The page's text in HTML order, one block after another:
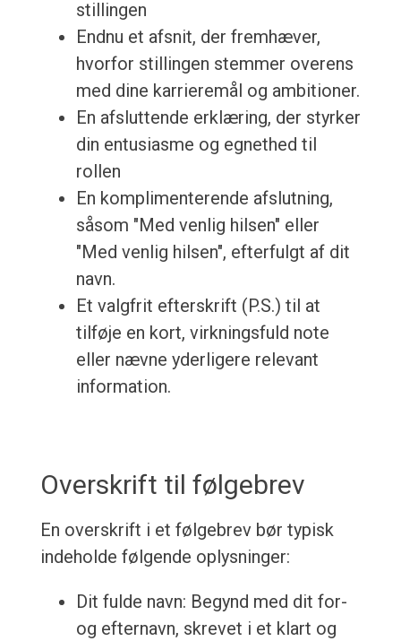
stillingen
Endnu et afsnit, der fremhæver,
hvorfor stillingen stemmer overens
med dine karrieremål og ambitioner.
En afsluttende erklæring, der styrker
din entusiasme og egnethed til
rollen
En komplimenterende afslutning,
såsom "Med venlig hilsen" eller
"Med venlig hilsen", efterfulgt af dit
navn.
Et valgfrit efterskrift (P.S.) til at
tilføje en kort, virkningsfuld note
eller nævne yderligere relevant
information.
Overskrift til følgebrev
En overskrift i et følgebrev bør typisk
indeholde følgende oplysninger:
Dit fulde navn: Begynd med dit for-
og efternavn, skrevet i et klart og